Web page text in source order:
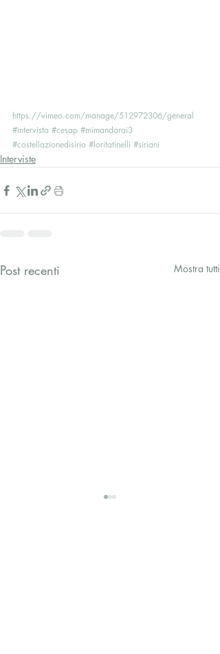
https://vimeo.com/manage/512972306/general
#intervista #cesap #mimandarai3
#costellazionedisirio #loritatinelli #siriani
Interviste
Post recenti Mostra tutti